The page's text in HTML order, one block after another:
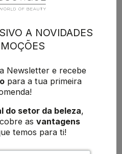
A NOVIDADES
Newsletter e recebe
para a tua primeira
do setor da beleza,
as vantagens
temos para ti!